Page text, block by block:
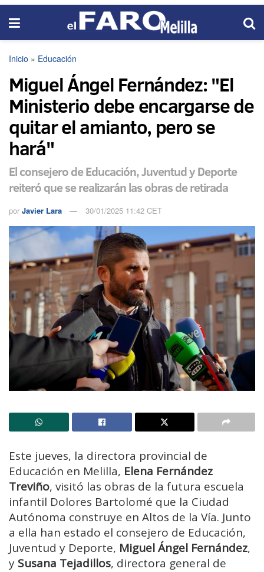
Inicio » Educación
Miguel Ángel Fernández: "El
Ministerio debe encargarse de
quitar el amianto, pero se
hará"
El consejero de Educación, Juventud y Deporte
reiteró que se realizarán las obras de retirada
por Javier Lara 30/01/2025 11:42 CET
Este jueves, la directora provincial de
Educación en Melilla, Elena Fernández
Treviño, visitó las obras de la futura escuela
infantil Dolores Bartolomé que la Ciudad
Autónoma construye en Altos de la Vía. Junto
a ella han estado el consejero de Educación,
Juventud y Deporte, Miguel Ángel Fernández,
y Susana Tejadillos, directora general de